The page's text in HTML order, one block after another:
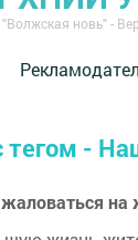
"Волжская новь" -
тегом -
жаловаться на